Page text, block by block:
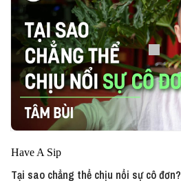
Have A Sip
Tại sao chẳng thể chịu nổi sự cô